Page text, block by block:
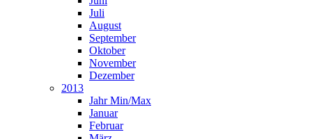
Juli
August
September
Oktober
November
Dezember
2013
Jahr Min/Max
Januar
Februar